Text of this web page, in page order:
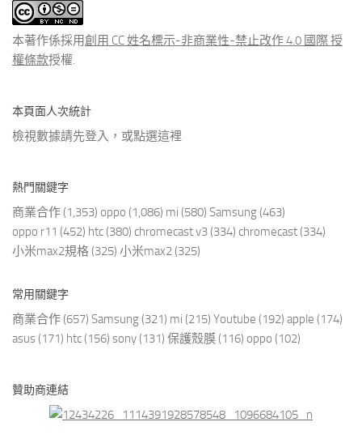
文
章
本著作係採用創用 CC 姓名標示-非商業性-禁止改作 4.0 國際 授
權條款授權.
本頁面人次統計
檢視數據請先登入，或點選這裡
熱門關鍵字
商業合作 (1,353) oppo (1,086) mi (580) Samsung (463)
oppo r11 (452) htc (380) chromecast v3 (334) chromecast (334)
小米max2規格 (325) 小米max2 (325)
常用關鍵字
商業合作 (657) Samsung (321) mi (215) Youtube (192) apple (174)
asus (171) htc (156) sony (131) 保護殼膜 (116) oppo (102)
贊助商連結